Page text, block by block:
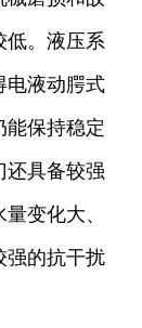
低。液压系
电液动腭式
能保持稳定
还具备较强
变化大、
强的抗干扰